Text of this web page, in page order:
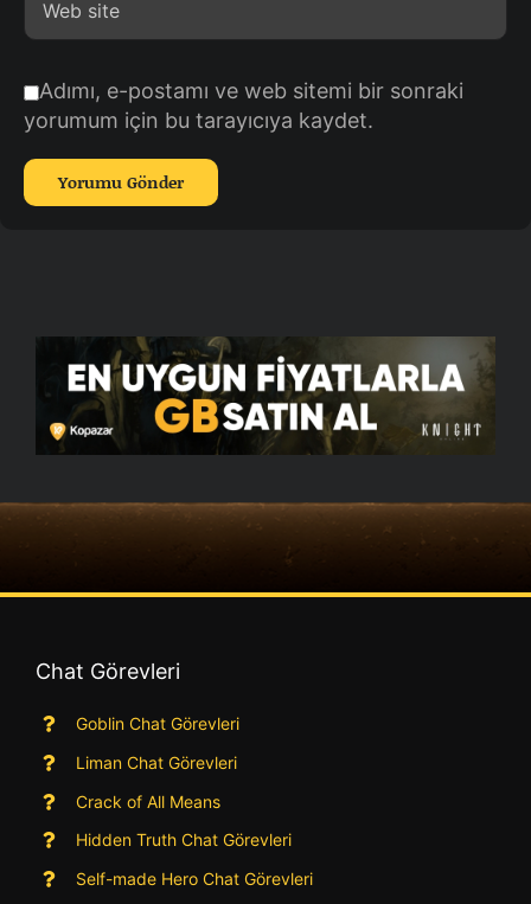
Adımı, e-postamı ve web sitemi bir sonraki
yorumum için bu tarayıcıya kaydet.
Chat Görevleri
Goblin Chat Görevleri
Liman Chat Görevleri
Crack of All Means
Hidden Truth Chat Görevleri
Self-made Hero Chat Görevleri